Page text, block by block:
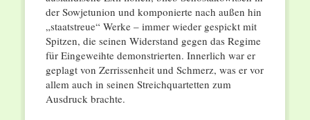
der Sowjetunion und komponierte nach außen hin
„staatstreue“ Werke – immer wieder gespickt mit
Spitzen, die seinen Widerstand gegen das Regime
für Eingeweihte demonstrierten. Innerlich war er
geplagt von Zerrissenheit und Schmerz, was er vor
allem auch in seinen Streichquartetten zum
Ausdruck brachte.